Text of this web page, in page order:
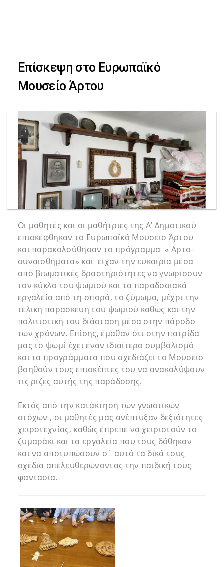
navigation
to
content
Επίσκεψη στο Ευρωπαϊκό
Μουσείο Άρτου
Οι μαθητές και οι μαθήτριες της Α’ Δημοτικού
επισκέφθηκαν το Ευρωπαϊκό Μουσείο Άρτου
και παρακολούθησαν το πρόγραμμα « Αρτο-
συναισθήματα» και είχαν την ευκαιρία μέσα
από βιωματικές δραστηριότητες να γνωρίσουν
τον κύκλο του ψωμιού και τα παραδοσιακά
εργαλεία από τη σπορά, το ζύμωμα, μέχρι την
τελική παρασκευή του ψωμιού καθώς και την
πολιτιστική του διάσταση μέσα στην πάροδο
των χρόνων. Επίσης, έμαθαν ότι στην πατρίδα
μας το ψωμί έχει έναν ιδιαίτερο συμβολισμό
και τα προγράμματα που σχεδιάζει το Μουσείο
βοηθούν τους επισκέπτες του να ανακαλύψουν
τις ρίζες αυτής της παράδοσης.
Εκτός από την κατάκτηση των γνωστικών
στόχων , οι μαθητές μας ανέπτυξαν δεξιότητες
χειροτεχνίας, καθώς έπρεπε να χειριστούν το
ζυμαράκι και τα εργαλεία που τους δόθηκαν
και να αποτυπώσουν σ΄ αυτό τα δικά τους
σχέδια απελευθερώνοντας την παιδική τους
φαντασία.